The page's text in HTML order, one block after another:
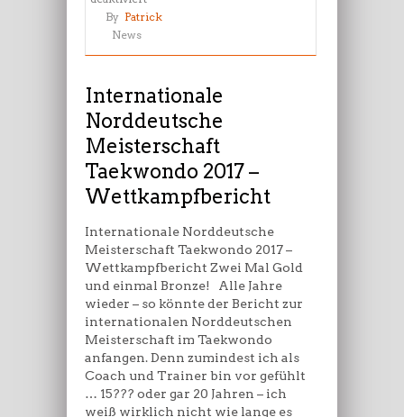
Internationale
Meisterschaft
2017
–
Wettkampfbericht
By Patrick
News
Internationale
Norddeutsche
Meisterschaft
Taekwondo 2017 –
Wettkampfbericht
Internationale Norddeutsche
Meisterschaft Taekwondo 2017 –
Wettkampfbericht Zwei Mal Gold
und einmal Bronze! Alle Jahre
wieder – so könnte der Bericht zur
internationalen Norddeutschen
Meisterschaft im Taekwondo
anfangen. Denn zumindest ich als
Coach und Trainer bin vor gefühlt
… 15??? oder gar 20 Jahren – ich
weiß wirklich nicht wie lange es